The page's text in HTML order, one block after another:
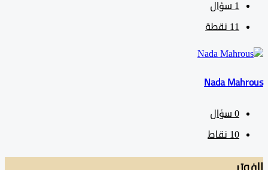
سؤال
نقطة
Nada
سؤال
نقاط